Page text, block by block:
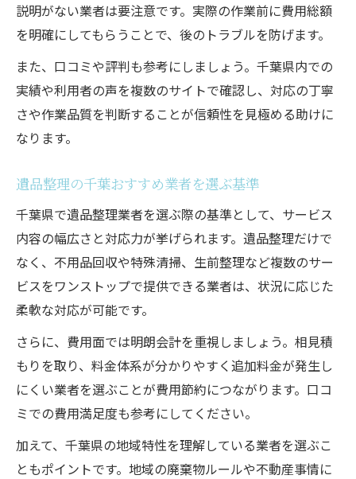
説明がない業者は要注意です。実際の作業前に費用総額
を明確にしてもらうことで、後のトラブルを防げます。
また、口コミや評判も参考にしましょう。千葉県内での
実績や利用者の声を複数のサイトで確認し、対応の丁寧
さや作業品質を判断することが信頼性を見極める助けに
なります。
遺品整理の千葉おすすめ業者を選ぶ基準
千葉県で遺品整理業者を選ぶ際の基準として、サービス
内容の幅広さと対応力が挙げられます。遺品整理だけで
なく、不用品回収や特殊清掃、生前整理など複数のサー
ビスをワンストップで提供できる業者は、状況に応じた
柔軟な対応が可能です。
さらに、費用面では明朗会計を重視しましょう。相見積
もりを取り、料金体系が分かりやすく追加料金が発生し
にくい業者を選ぶことが費用節約につながります。口コ
ミでの費用満足度も参考にしてください。
加えて、千葉県の地域特性を理解している業者を選ぶこ
ともポイントです。地域の廃棄物ルールや不動産事情に